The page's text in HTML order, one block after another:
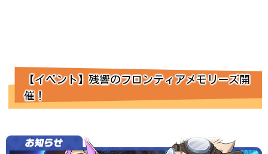
【イベント】残響のフロンティアメモリーズ開
催！